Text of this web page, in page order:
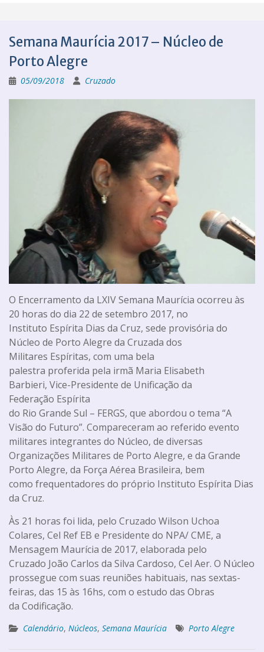
Semana Maurícia 2017 – Núcleo de
Porto Alegre
05/09/2018 Cruzado
O Encerramento da LXIV Semana Maurícia ocorreu às
20 horas do dia 22 de setembro 2017, no
Instituto Espírita Dias da Cruz, sede provisória do
Núcleo de Porto Alegre da Cruzada dos
Militares Espíritas, com uma bela
palestra proferida pela irmã Maria Elisabeth
Barbieri, Vice-Presidente de Unificação da
Federação Espírita
do Rio Grande Sul – FERGS, que abordou o tema “A
Visão do Futuro”. Compareceram ao referido evento
militares integrantes do Núcleo, de diversas
Organizações Militares de Porto Alegre, e da Grande
Porto Alegre, da Força Aérea Brasileira, bem
como frequentadores do próprio Instituto Espírita Dias
da Cruz.
Às 21 horas foi lida, pelo Cruzado Wilson Uchoa
Colares, Cel Ref EB e Presidente do NPA/ CME, a
Mensagem Maurícia de 2017, elaborada pelo
Cruzado João Carlos da Silva Cardoso, Cel Aer. O Núcleo
prossegue com suas reuniões habituais, nas sextas-
feiras, das 15 às 16hs, com o estudo das Obras
da Codificação.
Calendário, Núcleos, Semana Maurícia Porto Alegre